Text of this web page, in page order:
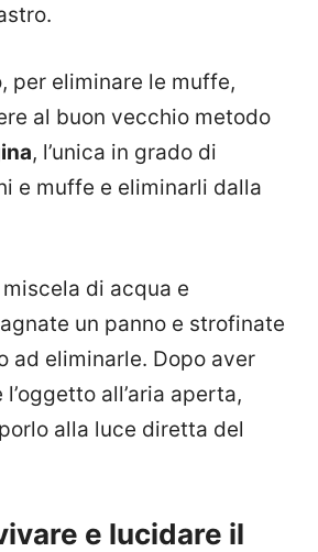
per eliminare le muffe,
al buon vecchio metodo
, l’unica in grado di
e muffe e eliminarli dalla
di acqua e
un panno e strofinate
ad eliminarle. Dopo aver
all’aria aperta,
alla luce diretta del
e lucidare il